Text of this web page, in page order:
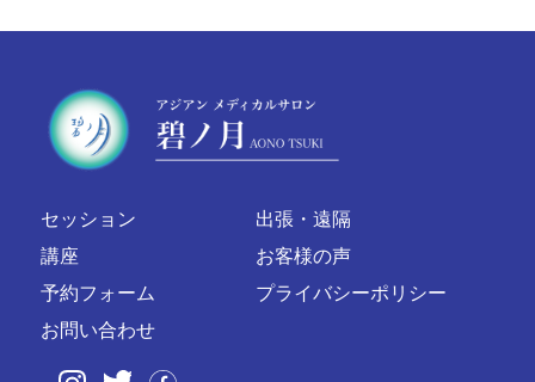
セッション
講座
出張・遠隔
お客様の声
予約フォーム
お問い合わせ
プライバシーポリシー